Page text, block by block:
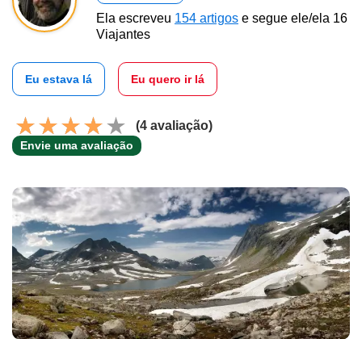
Ela escreveu 154 artigos e segue ele/ela 16
Viajantes
Eu estava lá Eu quero ir lá
(4 avaliação)
Envie uma avaliação